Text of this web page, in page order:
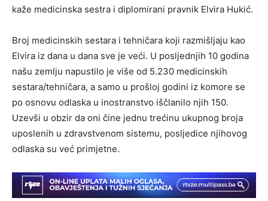
kaže medicinska sestra i diplomirani pravnik Elvira Hukić.
Broj medicinskih sestara i tehničara koji razmišljaju kao
Elvira iz dana u dana sve je veći. U posljednjih 10 godina
našu zemlju napustilo je više od 5.230 medicinskih
sestara/tehničara, a samo u prošloj godini iz komore se
po osnovu odlaska u inostranstvo iščlanilo njih 150.
Uzevši u obzir da oni čine jednu trećinu ukupnog broja
uposlenih u zdravstvenom sistemu, posljedice njihovog
odlaska su već primjetne.